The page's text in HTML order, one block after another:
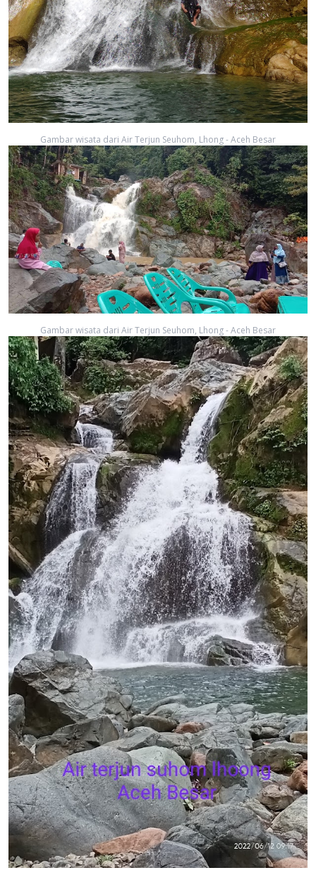
Gambar wisata dari Air Terjun Seuhom, Lhong - Aceh Besar
Gambar wisata dari Air Terjun Seuhom, Lhong - Aceh Besar